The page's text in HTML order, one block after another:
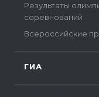
Результаты
соревнований
Всероссийские
ГИА